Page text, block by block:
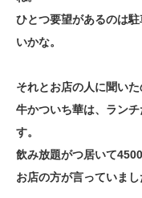
ひとつ要望があるのは
いかな。
それとお店の人に聞いた
牛かついち華は、ラン
す。
飲み放題がつ居いて
お店の方が言っていまし